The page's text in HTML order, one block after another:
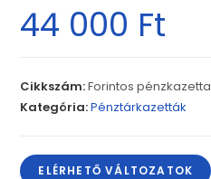
44 000 Ft
Cikkszám:Forintos pénzkazetta
Kategória:Pénztárkazetták
ELÉRHETŐ VÁLTOZATOK